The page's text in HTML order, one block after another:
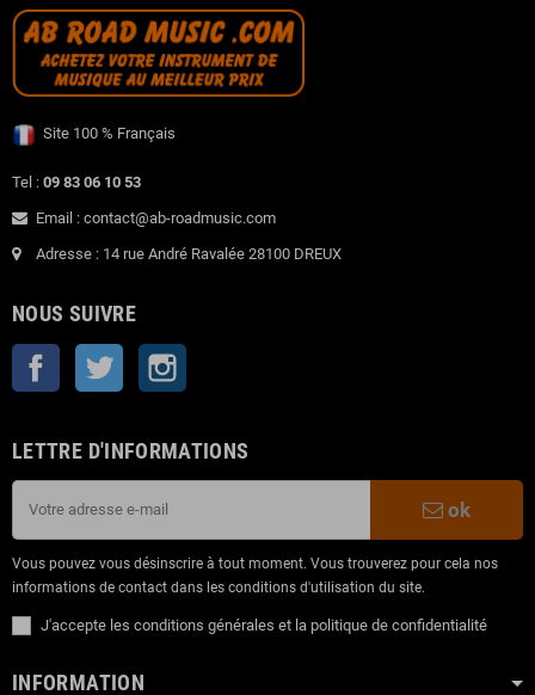
Site 100 % Français
Tel : 09 83 06 10 53
Email : contact@ab-roadmusic.com
Adresse : 14 rue André Ravalée 28100 DREUX
NOUS SUIVRE
Facebook Twitter
LETTRE D'INFORMATIONS
ok
Vous pouvez vous désinscrire à tout moment. Vous trouverez pour cela nos
informations de contact dans les conditions d'utilisation du site.
J'accepte les conditions générales et la politique de confidentialité
INFORMATION